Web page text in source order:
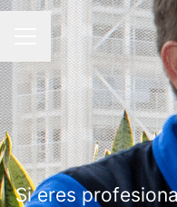
MENÚ DE EMPLEO
Si eres